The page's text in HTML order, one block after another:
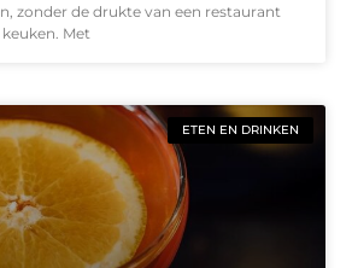
zonder de drukte van een restaurant
Met
ETEN EN DRINKEN